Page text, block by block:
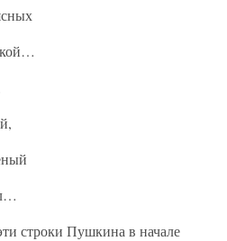
строки Пушкина в начале